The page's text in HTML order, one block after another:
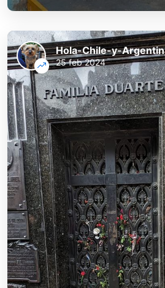
Hola-Chile-y-
25 feb 2024